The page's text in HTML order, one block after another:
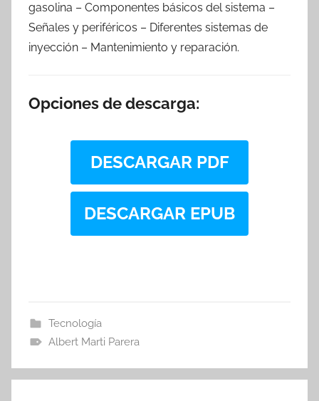
gasolina – Componentes básicos del sistema –
Señales y periféricos – Diferentes sistemas de
inyección – Mantenimiento y reparación.
Opciones de descarga:
DESCARGAR PDF
DESCARGAR EPUB
Tecnología
Albert Marti Parera